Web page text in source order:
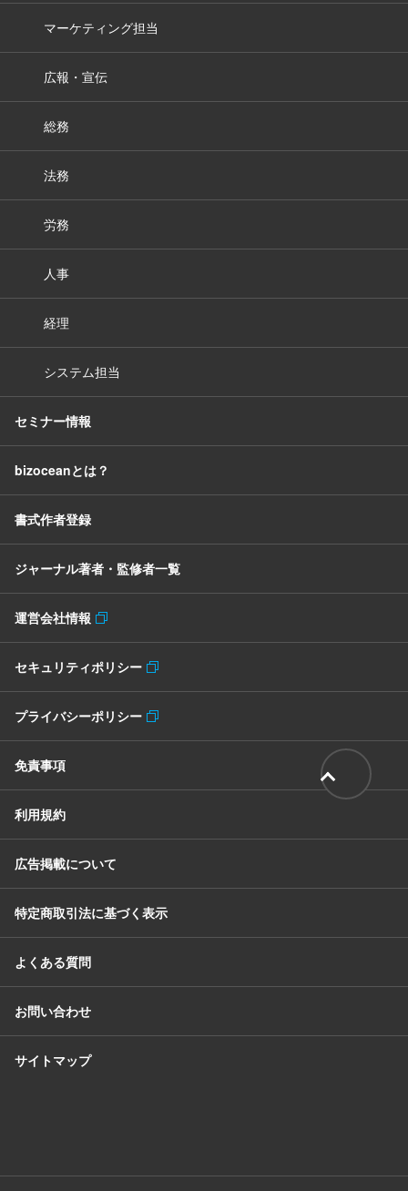
マーケティング担当
広報・宣伝
総務
法務
労務
人事
経理
システム担当
セミナー情報
bizoceanとは？
書式作者登録
ジャーナル著者・監修者一覧
運営会社情報
セキュリティポリシー
プライバシーポリシー
免責事項
利用規約
広告掲載について
特定商取引法に基づく表示
よくある質問
お問い合わせ
サイトマップ